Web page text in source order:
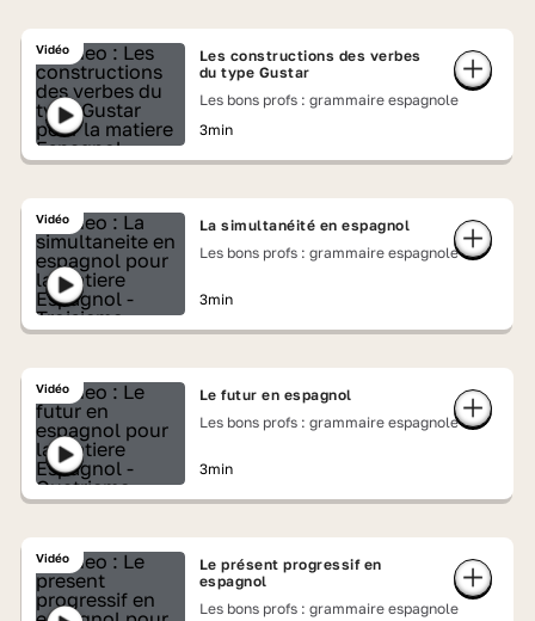
Vidéo
Les constructions des verbes
du type Gustar
Les bons profs : grammaire espagnole
3min
Vidéo
La simultanéité en espagnol
Les bons profs : grammaire espagnole
3min
Vidéo
Le futur en espagnol
Les bons profs : grammaire espagnole
3min
Vidéo
Le présent progressif en
espagnol
Les bons profs : grammaire espagnole